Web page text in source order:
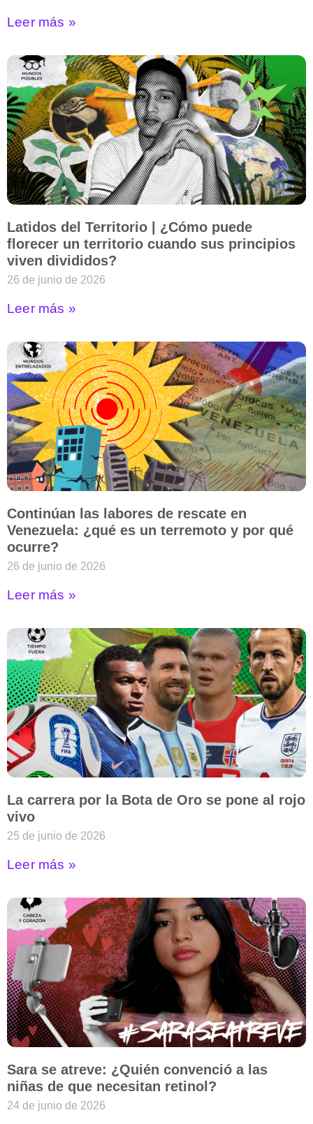
Leer más »
Latidos del Territorio | ¿Cómo puede
florecer un territorio cuando sus principios
viven divididos?
26 de junio de 2026
Leer más »
Continúan las labores de rescate en
Venezuela: ¿qué es un terremoto y por qué
ocurre?
26 de junio de 2026
Leer más »
La carrera por la Bota de Oro se pone al rojo
vivo
25 de junio de 2026
Leer más »
Sara se atreve: ¿Quién convenció a las
niñas de que necesitan retinol?
24 de junio de 2026